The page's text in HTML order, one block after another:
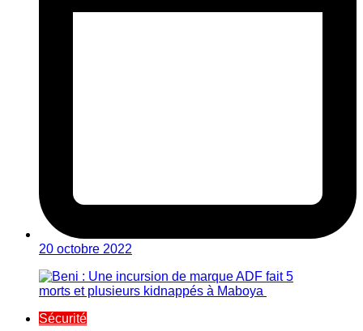
20 octobre 2022
Sécurité